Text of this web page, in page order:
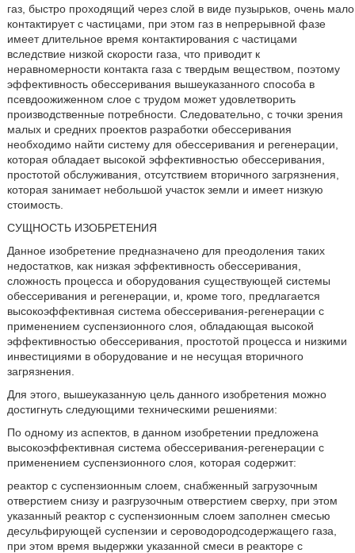
газ, быстро проходящий через слой в виде пузырьков, очень мало
контактирует с частицами, при этом газ в непрерывной фазе
имеет длительное время контактирования с частицами
вследствие низкой скорости газа, что приводит к
неравномерности контакта газа с твердым веществом, поэтому
эффективность обессеривания вышеуказанного способа в
псевдоожиженном слое с трудом может удовлетворить
производственные потребности. Следовательно, с точки зрения
малых и средних проектов разработки обессеривания
необходимо найти систему для обессеривания и регенерации,
которая обладает высокой эффективностью обессеривания,
простотой обслуживания, отсутствием вторичного загрязнения,
которая занимает небольшой участок земли и имеет низкую
стоимость.
СУЩНОСТЬ ИЗОБРЕТЕНИЯ
Данное изобретение предназначено для преодоления таких
недостатков, как низкая эффективность обессеривания,
сложность процесса и оборудования существующей системы
обессеривания и регенерации, и, кроме того, предлагается
высокоэффективная система обессеривания-регенерации с
применением суспензионного слоя, обладающая высокой
эффективностью обессеривания, простотой процесса и низкими
инвестициями в оборудование и не несущая вторичного
загрязнения.
Для этого, вышеуказанную цель данного изобретения можно
достигнуть следующими техническими решениями:
По одному из аспектов, в данном изобретении предложена
высокоэффективная система обессеривания-регенерации с
применением суспензионного слоя, которая содержит:
реактор с суспензионным слоем, снабженный загрузочным
отверстием снизу и разгрузочным отверстием сверху, при этом
указанный реактор с суспензионным слоем заполнен смесью
десульфирующей суспензии и сероводородсодержащего газа,
при этом время выдержки указанной смеси в реакторе с